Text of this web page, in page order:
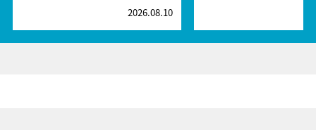
2026.08.10